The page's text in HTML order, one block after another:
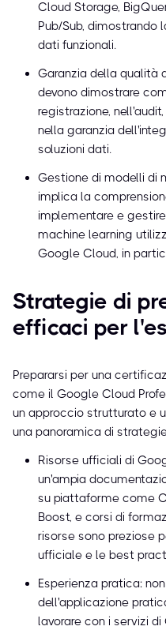
Cloud Storage,
Pub/Sub, dimostrando
dati funzionali.
Garanzia della qualità
devono dimostrare
registrazione,
nella garanzia
soluzioni dati.
Gestione di modelli di
implica la
implementare e
machine learning
Google Cloud, in
Strategie di
efficaci per
Prepararsi per una
come il Google Cloud
un approccio strutturato e
una panoramica di
Risorse ufficiali di
un'ampia
su piattaforme come
Boost, e corsi di
risorse sono preziose
ufficiale e le best
Esperienza pratica:
dell'applicazione
lavorare con i servizi